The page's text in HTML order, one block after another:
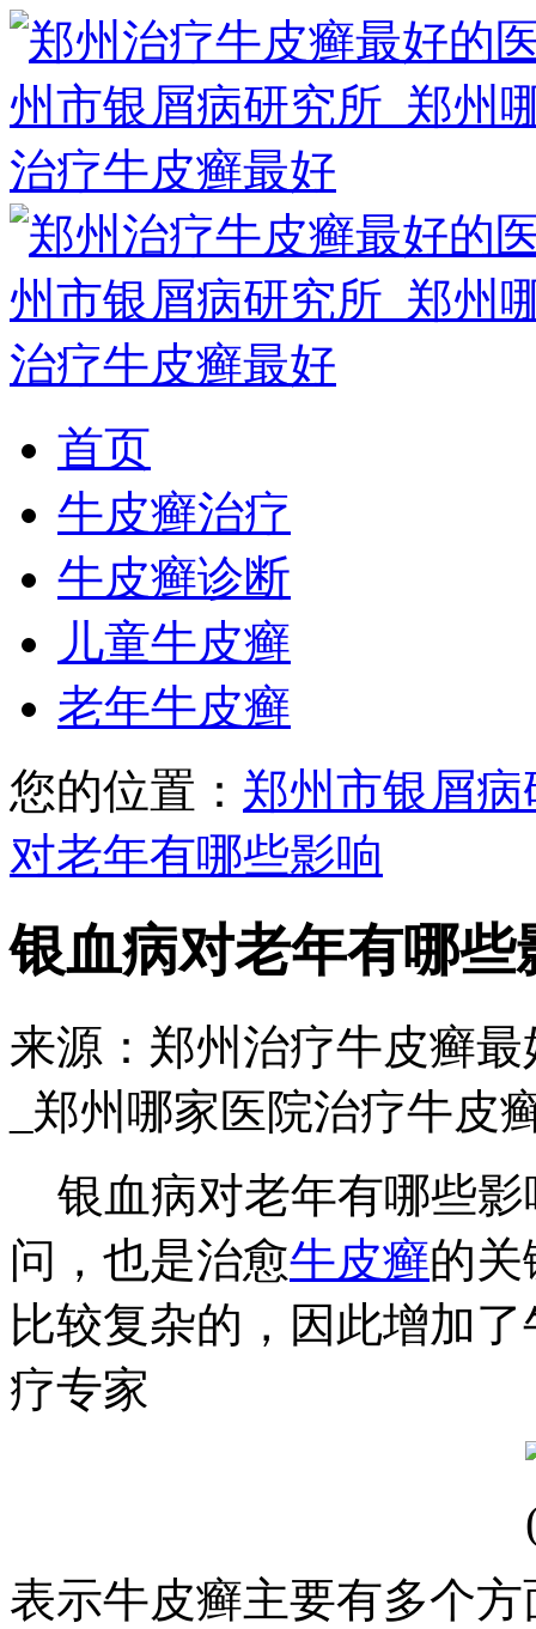
首页
牛皮癣治疗
牛皮癣诊断
儿童牛皮癣
老年牛皮癣
您的位置： 郑州市银屑病
对老年有哪些影响
银血病对老年有哪些
来源：郑州治疗牛皮癣
_郑州哪家医院治疗牛皮
银血病对老年有哪些影
问，也是治愈牛皮癣的
比较复杂的，因此增加
疗专家
表示牛皮癣主要有多个